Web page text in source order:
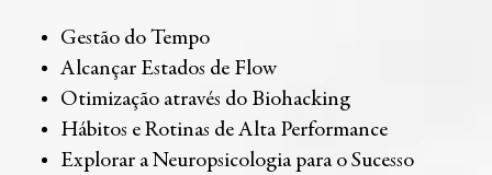
Gestão do Tempo
Alcançar Estados de Flow
Otimização através do Biohacking
Hábitos e Rotinas de Alta Performance
Explorar a Neuropsicologia para o Sucesso